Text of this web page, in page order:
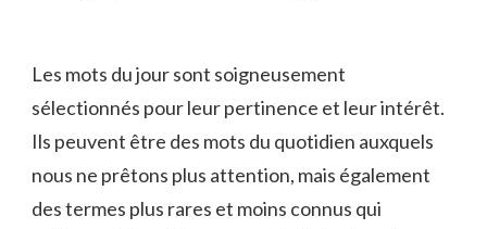
Les mots⁣ du jour sont soigneusement
sélectionnés pour leur⁣ pertinence⁢ et leur intérêt.
Ils peuvent être des mots du quotidien ⁤auxquels
nous ne prêtons⁤ plus attention, mais également
des⁢ termes plus rares⁢ et moins connus qui‌